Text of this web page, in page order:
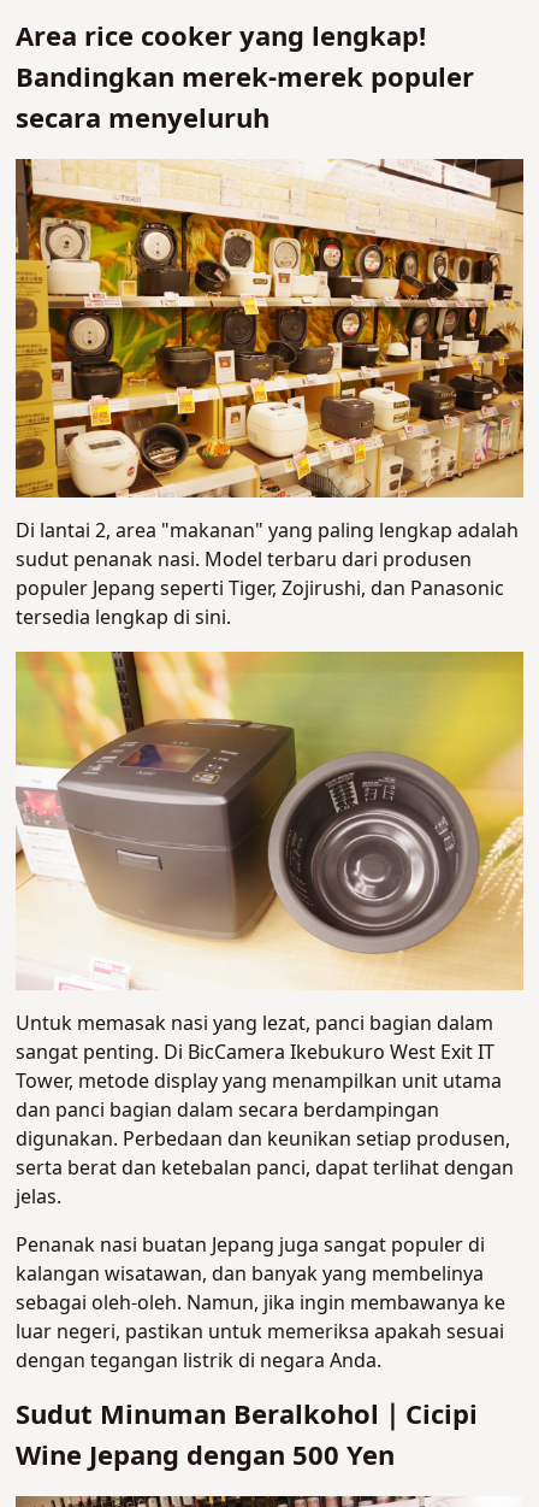
Area rice cooker yang lengkap!
Bandingkan merek-merek populer
secara menyeluruh
Di lantai 2, area "makanan" yang paling lengkap adalah
sudut penanak nasi. Model terbaru dari produsen
populer Jepang seperti Tiger, Zojirushi, dan Panasonic
tersedia lengkap di sini.
Untuk memasak nasi yang lezat, panci bagian dalam
sangat penting. Di BicCamera Ikebukuro West Exit IT
Tower, metode display yang menampilkan unit utama
dan panci bagian dalam secara berdampingan
digunakan. Perbedaan dan keunikan setiap produsen,
serta berat dan ketebalan panci, dapat terlihat dengan
jelas.
Penanak nasi buatan Jepang juga sangat populer di
kalangan wisatawan, dan banyak yang membelinya
sebagai oleh-oleh. Namun, jika ingin membawanya ke
luar negeri, pastikan untuk memeriksa apakah sesuai
dengan tegangan listrik di negara Anda.
Sudut Minuman Beralkohol｜Cicipi
Wine Jepang dengan 500 Yen